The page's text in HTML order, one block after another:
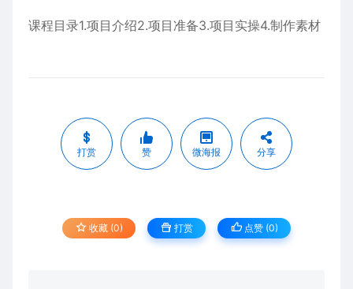
课程目录1.项目介绍2.项目准备3.项目实操4.制作素材
打赏 赞 微海报 分享
收藏 (0) 打赏 点赞 (0)